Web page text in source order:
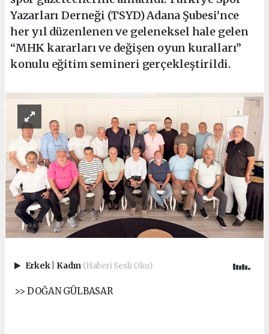
Yazarları Derneği (TSYD) Adana Şubesi’nce
her yıl düzenlenen ve geleneksel hale gelen
“MHK kararları ve değişen oyun kuralları”
konulu eğitim semineri gerçekleştirildi.
Erkek Kadın (Haberi Sesli Oku)
>> DOĞAN GÜLBASAR